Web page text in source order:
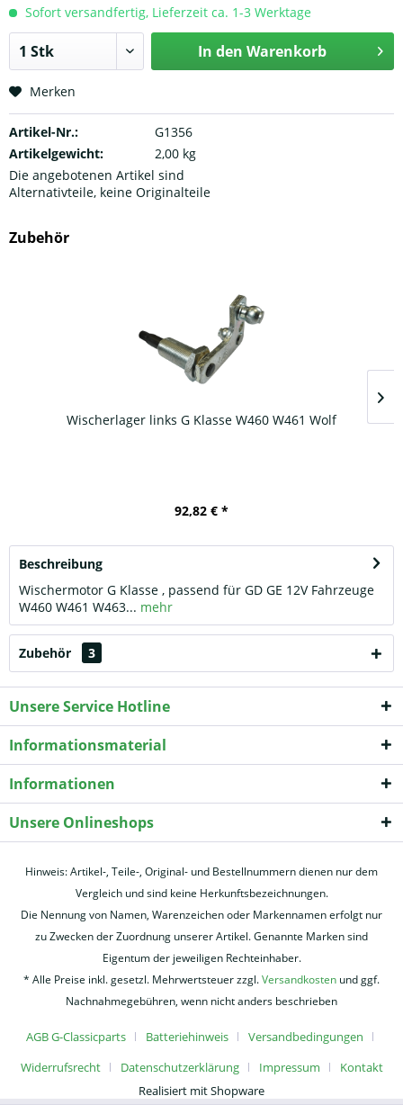
Sofort versandfertig, Lieferzeit ca. 1-3 Werktage
In den Warenkorb
Merken
Artikel-Nr.:
G1356
Artikelgewicht:
2,00 kg
Die angebotenen Artikel sind
Alternativteile, keine Originalteile
Zubehör
Wischerlager links G Klasse W460 W461 Wolf
92,82 € *
Beschreibung
Wischermotor G Klasse , passend für GD GE 12V Fahrzeuge
W460 W461 W463... mehr
Zubehör 3
Unsere Service Hotline
Informationsmaterial
Informationen
Unsere Onlineshops
Hinweis: Artikel-, Teile-, Original- und Bestellnummern dienen nur dem
Vergleich und sind keine Herkunftsbezeichnungen.
Die Nennung von Namen, Warenzeichen oder Markennamen erfolgt nur
zu Zwecken der Zuordnung unserer Artikel. Genannte Marken sind
Eigentum der jeweiligen Rechteinhaber.
* Alle Preise inkl. gesetzl. Mehrwertsteuer zzgl.Versandkosten und ggf.
Nachnahmegebühren, wenn nicht anders beschrieben
AGB G-Classicparts Batteriehinweis
Versandbedingungen
Widerrufsrecht
Datenschutzerklärung Impressum
Kontakt
Realisiert mit Shopware